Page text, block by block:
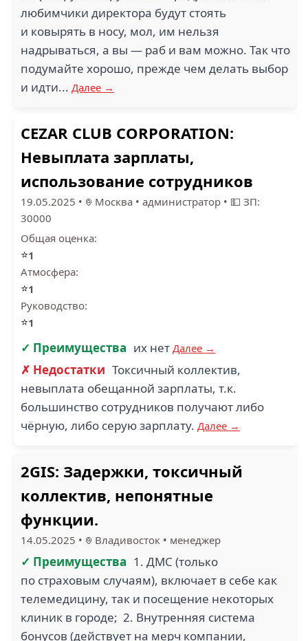
любимчики директора будут стоять
и ковырять в носу, мол, им нельзя
надрываться, а вы — раб и вам можно. Так что
подумайте хорошо, прежде чем делать выбор
и идти... Далее →
CEZAR CLUB CORPORATION:
Невыплата зарплаты,
использование сотрудников
19.05.2025 • Москва • администратор • 💵 ЗП:
30000
Общая оценка:
⭐1
Атмосфера:
⭐1
Руководство:
⭐1
✓ Преимущества их нет Далее →
✗ Недостатки Токсичный коллектив,
невыплата обещанной зарплаты, т.к.
большинство сотрудников получают либо
чёрную, либо серую зарплату. Далее →
2GIS: Задержки, токсичный
коллектив, непонятные
функции.
14.05.2025 • Владивосток • менеджер
✓ Преимущества 1. ДМС (только
по страховым случаям), включает в себе как
телемедицину, так и посещение некоторых
клиник в городе; 2. Внутренняя система
бонусов (действует на мерч компании,